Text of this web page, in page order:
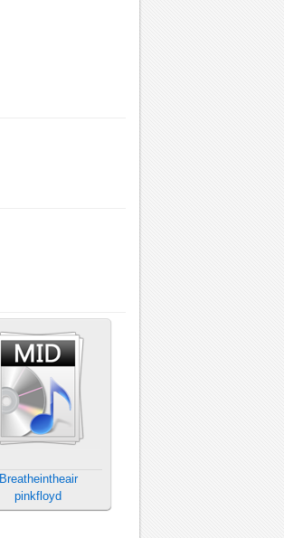
Breatheintheair
pinkfloyd